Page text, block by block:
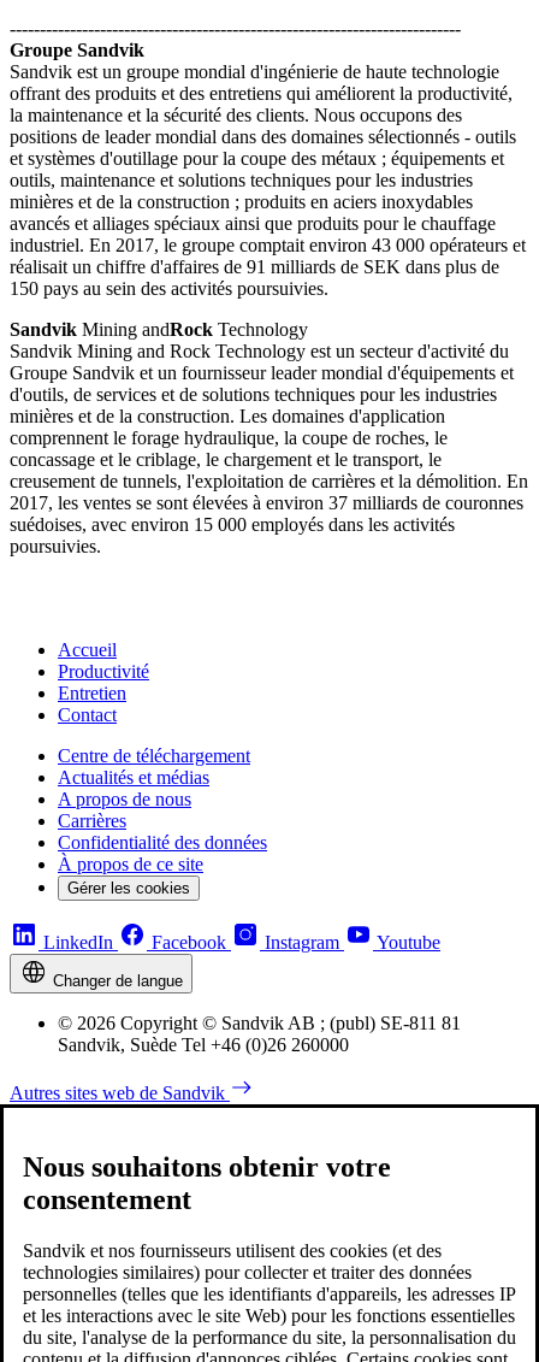
---------------------------------------------------------------------------
Groupe Sandvik
Sandvik est un groupe mondial d'ingénierie de haute technologie
offrant des produits et des entretiens qui améliorent la productivité,
la maintenance et la sécurité des clients. Nous occupons des
positions de leader mondial dans des domaines sélectionnés - outils
et systèmes d'outillage pour la coupe des métaux ; équipements et
outils, maintenance et solutions techniques pour les industries
minières et de la construction ; produits en aciers inoxydables
avancés et alliages spéciaux ainsi que produits pour le chauffage
industriel. En 2017, le groupe comptait environ 43 000 opérateurs et
réalisait un chiffre d'affaires de 91 milliards de SEK dans plus de
150 pays au sein des activités poursuivies.
Sandvik Mining andRock Technology
Sandvik Mining and Rock Technology est un secteur d'activité du
Groupe Sandvik et un fournisseur leader mondial d'équipements et
d'outils, de services et de solutions techniques pour les industries
minières et de la construction. Les domaines d'application
comprennent le forage hydraulique, la coupe de roches, le
concassage et le criblage, le chargement et le transport, le
creusement de tunnels, l'exploitation de carrières et la démolition. En
2017, les ventes se sont élevées à environ 37 milliards de couronnes
suédoises, avec environ 15 000 employés dans les activités
poursuivies.
Accueil
Productivité
Entretien
Contact
Centre de téléchargement
Actualités et médias
A propos de nous
Carrières
Confidentialité des données
À propos de ce site
Gérer les cookies
LinkedIn Facebook Instagram Youtube
Changer de langue
© 2026 Copyright © Sandvik AB ; (publ) SE-811 81
Sandvik, Suède Tel +46 (0)26 260000
Autres sites web de Sandvik
Nous souhaitons obtenir votre
consentement
Sandvik et nos fournisseurs utilisent des cookies (et des
technologies similaires) pour collecter et traiter des données
personnelles (telles que les identifiants d'appareils, les adresses IP
et les interactions avec le site Web) pour les fonctions essentielles
du site, l'analyse de la performance du site, la personnalisation du